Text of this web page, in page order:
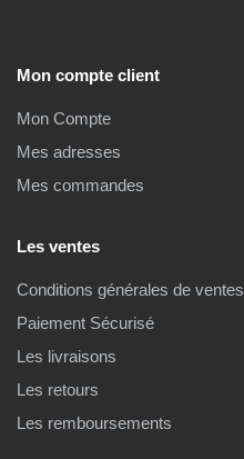
Mon compte client
Mon Compte
Mes adresses
Mes commandes
Les ventes
Conditions générales de ventes
Paiement Sécurisé
Les livraisons
Les retours
Les remboursements